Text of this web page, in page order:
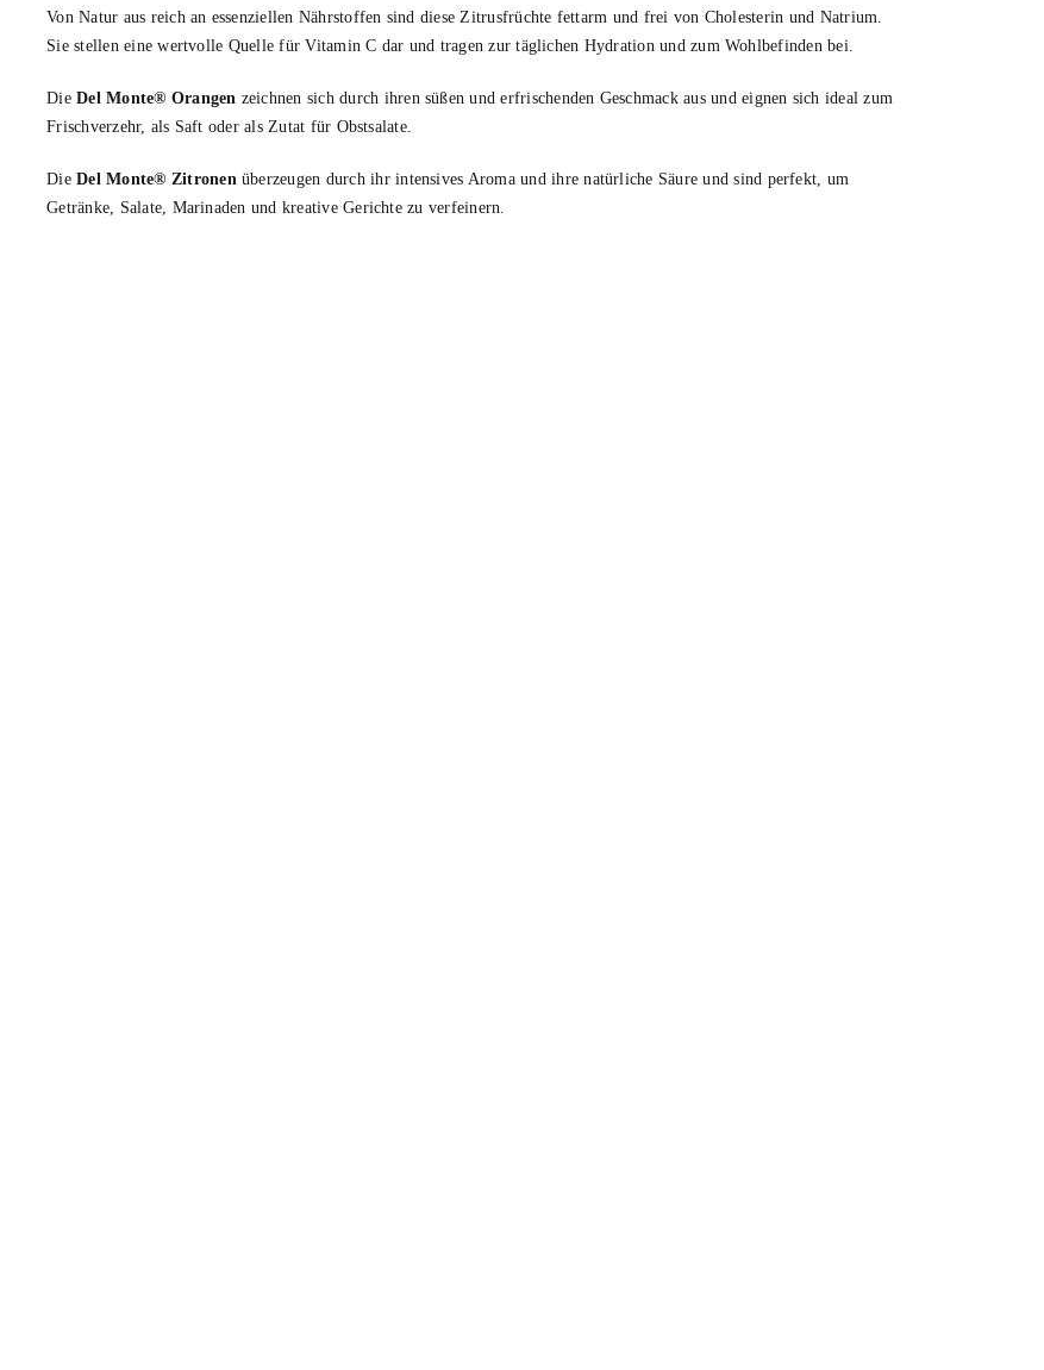
Von Natur aus reich an essenziellen Nährstoffen sind diese Zitrusfrüchte fettarm und frei von Cholesterin und Natrium.
Sie stellen eine wertvolle Quelle für Vitamin C dar und tragen zur täglichen Hydration und zum Wohlbefinden bei.
DieDel Monte® Orangen zeichnen sich durch ihren süßen und erfrischenden Geschmack aus und eignen sich ideal zum
Frischverzehr, als Saft oder als Zutat für Obstsalate.
DieDel Monte® Zitronenüberzeugen durch ihr intensives Aroma und ihre natürliche Säure und sind perfekt, um
Getränke, Salate, Marinaden und kreative Gerichte zu verfeinern.